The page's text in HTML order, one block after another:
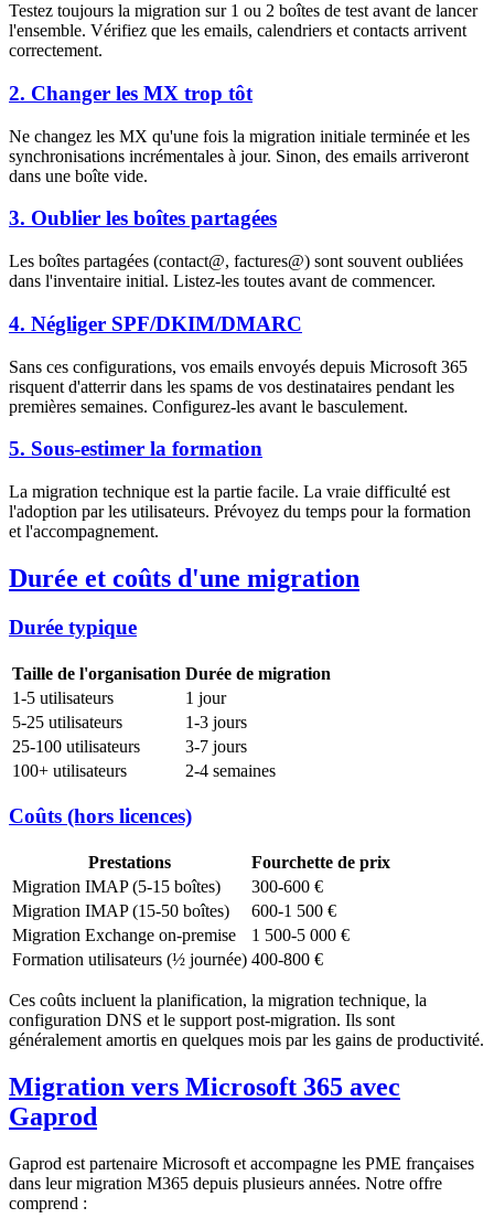
Testez toujours la migration sur 1 ou 2 boîtes de test avant de lancer
l'ensemble. Vérifiez que les emails, calendriers et contacts arrivent
correctement.
2. Changer les MX trop tôt
Ne changez les MX qu'une fois la migration initiale terminée et les
synchronisations incrémentales à jour. Sinon, des emails arriveront
dans une boîte vide.
3. Oublier les boîtes partagées
Les boîtes partagées (contact@, factures@) sont souvent oubliées
dans l'inventaire initial. Listez-les toutes avant de commencer.
4. Négliger SPF/DKIM/DMARC
Sans ces configurations, vos emails envoyés depuis Microsoft 365
risquent d'atterrir dans les spams de vos destinataires pendant les
premières semaines. Configurez-les avant le basculement.
5. Sous-estimer la formation
La migration technique est la partie facile. La vraie difficulté est
l'adoption par les utilisateurs. Prévoyez du temps pour la formation
et l'accompagnement.
Durée et coûts d'une migration
Durée typique
Taille de l'organisation Durée de migration
1-5 utilisateurs
1 jour
5-25 utilisateurs
1-3 jours
25-100 utilisateurs
3-7 jours
100+ utilisateurs
2-4 semaines
Coûts (hors licences)
Prestations
Fourchette de prix
Migration IMAP (5-15 boîtes)
300-600 €
Migration IMAP (15-50 boîtes)
600-1 500 €
Migration Exchange on-premise
1 500-5 000 €
Formation utilisateurs (½ journée) 400-800 €
Ces coûts incluent la planification, la migration technique, la
configuration DNS et le support post-migration. Ils sont
généralement amortis en quelques mois par les gains de productivité.
Migration vers Microsoft 365 avec
Gaprod
Gaprod est partenaire Microsoft et accompagne les PME françaises
dans leur migration M365 depuis plusieurs années. Notre offre
comprend :